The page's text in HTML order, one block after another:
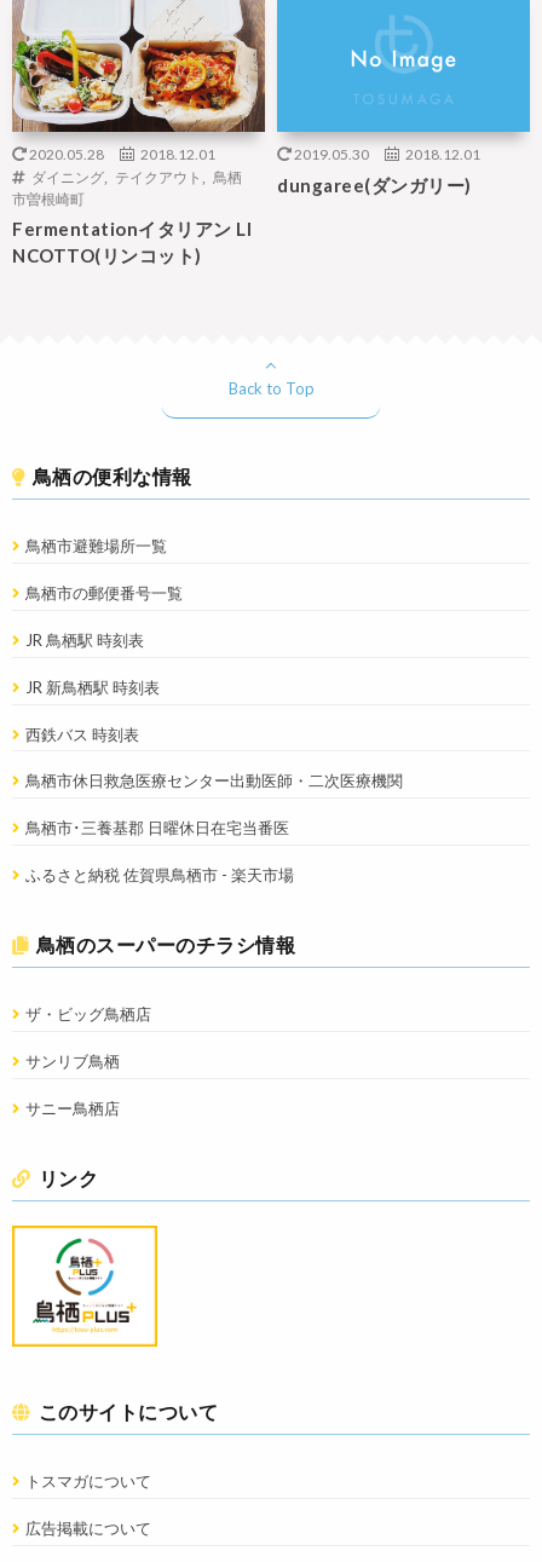
2020.05.28 2018.12.01
ダイニング テイクアウト
鳥栖
市曽根崎町
Fermentationイタリアン LI
NCOTTO(リンコット)
2019.05.30 2018.12.01
dungaree(ダンガリー)
Back to Top
鳥栖の便利な情報
鳥栖市避難場所一覧
鳥栖市の郵便番号一覧
JR 鳥栖駅 時刻表
JR 新鳥栖駅 時刻表
西鉄バス 時刻表
鳥栖市休日救急医療センター出動医師・二次医療機関
鳥栖市･三養基郡 日曜休日在宅当番医
ふるさと納税 佐賀県鳥栖市 - 楽天市場
鳥栖のスーパーのチラシ情報
ザ・ビッグ鳥栖店
サンリブ鳥栖
サニー鳥栖店
リンク
このサイトについて
トスマガについて
広告掲載について